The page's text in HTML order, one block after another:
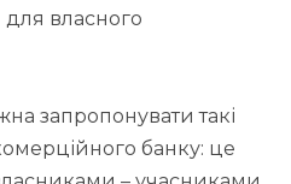
для власного
запропонувати такі
банку: це